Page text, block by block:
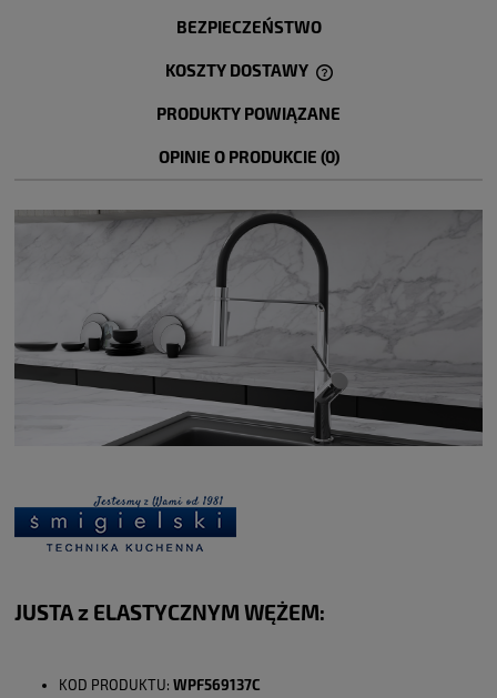
BEZPIECZEŃSTWO
KOSZTY DOSTAWY
CENA NIE ZAWIERA EWENTUALNYCH KOSZTÓW PŁATNOŚCI
PRODUKTY POWIĄZANE
OPINIE O PRODUKCIE (0)
JUSTA z ELASTYCZNYM WĘŻEM:
KOD PRODUKTU: WPF569137C